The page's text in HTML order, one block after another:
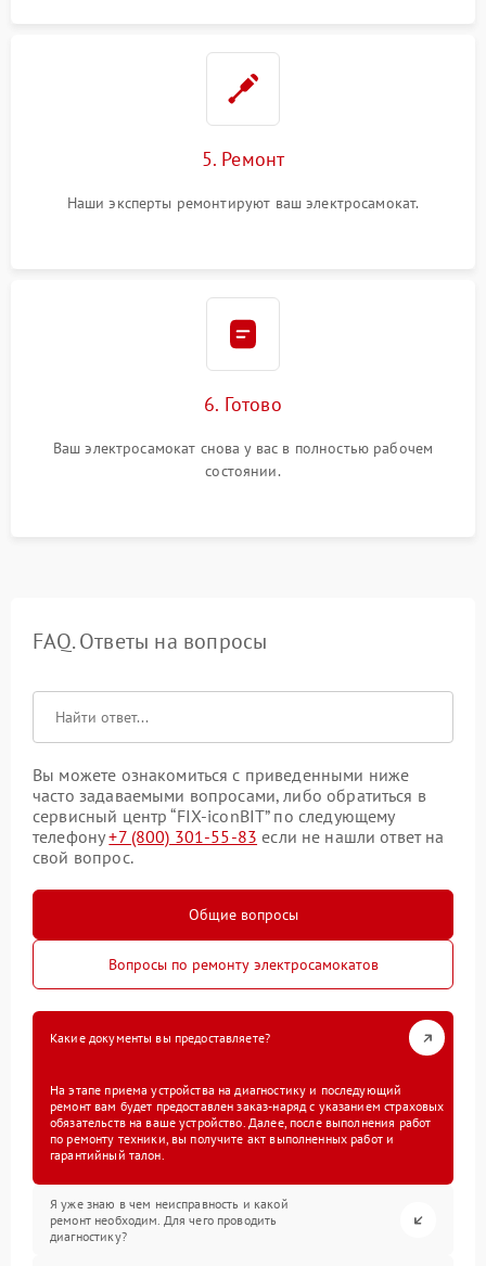
5. Ремонт
Наши эксперты ремонтируют ваш электросамокат.
6. Готово
Ваш электросамокат снова у вас в полностью рабочем
состоянии.
FAQ. Ответы на вопросы
Вы можете ознакомиться с приведенными ниже
часто задаваемыми вопросами, либо обратиться в
сервисный центр “FIX-iconBIT” по следующему
телефону+7 (800) 301-55-83 если не нашли ответ на
свой вопрос.
Общие вопросы
Вопросы по ремонту электросамокатов
Какие документы вы предоставляете?
На этапе приема устройства на диагностику и последующий
ремонт вам будет предоставлен заказ-наряд с указанием страховых
обязательств на ваше устройство. Далее, после выполнения работ
по ремонту техники, вы получите акт выполненных работ и
гарантийный талон.
Я уже знаю в чем неисправность и какой
ремонт необходим. Для чего проводить
диагностику?